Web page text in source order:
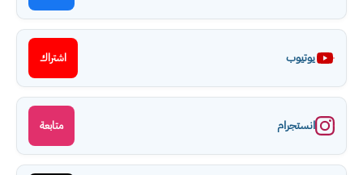
يوتيوب اشتراك
انستجرام متابعة